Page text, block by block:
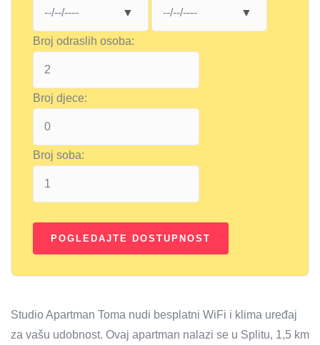
Broj odraslih osoba:
Broj djece:
Broj soba:
Studio Apartman Toma nudi besplatni WiFi i klima uređaj
za vašu udobnost. Ovaj apartman nalazi se u Splitu, 1,5 km